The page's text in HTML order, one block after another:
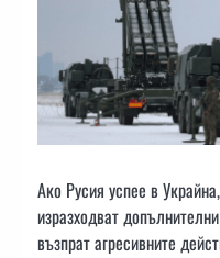
Ако Русия успее в
изразходват
възпрат агресивните